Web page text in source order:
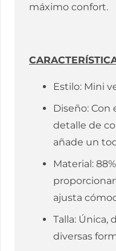
máximo confort.
Estilo: Mini
Diseño: Con
detalle de
añade un
Material:
ajusta
Talla: Única,
diversas